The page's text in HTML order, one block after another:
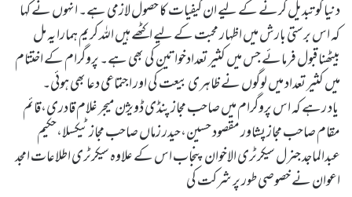
دنیا کو تبدیل کرنے کے لیے ان کیفیات کا حصول لازمی ہے۔ انہوں نے کہا
کہ اس برستی بارش میں اظہار محبت کے لیے اکٹھے ہیں اللہ کریم ہمارا یہ مل
بیٹھنا قبول فرمائے جس میں کثیر تعدادخواتین کی بھی ہے۔ پروگرام کے اختتام
میں کثیر تعداد میں لوگوں نے ظاہری بیعت کی اور اجتماعی دعا بھی ہوئی۔
یاد رہے کہ اس پروگرام میں صاحب مجاز پنڈی ڈویژن میجر غلام قادری،قائم
مقام صاحب مجاز پشاور مقصود حسین،حیدر زماں صاحب مجاز ٹیکسلا،حکیم
عبدالماجد جنرل سیکرٹری الاخوان پنجاب اس کے علاوہ سیکرٹری اطلاعات امجد
اعوان نے خصوصی طور پر شرکت کی